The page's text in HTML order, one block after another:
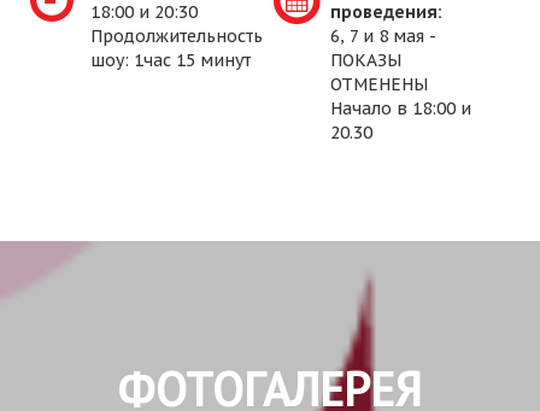
18:00 и 20:30
Продолжительность
шоу: 1час 15 минут
проведения:
6, 7 и 8 мая -
ПОКАЗЫ
ОТМЕНЕНЫ
Начало в 18:00 и
20.30
ФОТОГАЛЕРЕЯ